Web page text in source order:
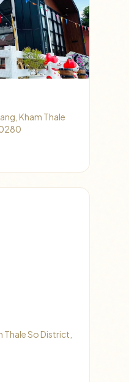
Kham Thale
Thale So District,